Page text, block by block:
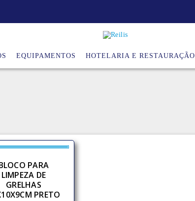
EQUIPAMENTOS HOTELARIA E RESTAURAÇÃO
PARA
LIMPEZA DE
GRELHAS
PRETO